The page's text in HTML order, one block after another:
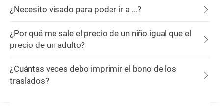
¿Necesito visado para poder ir a ...?
¿Por qué me sale el precio de un niño igual que el
precio de un adulto?
¿Cuántas veces debo imprimir el bono de los
traslados?